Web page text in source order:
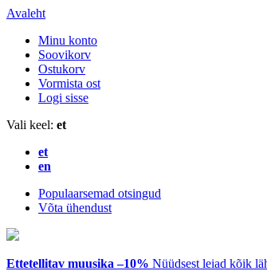
Avaleht
Minu konto
Soovikorv
Ostukorv
Vormista ost
Logi sisse
Vali keel: et
et
en
Populaarsemad otsingud
Võta ühendust
Ettetellitav muusika –10% Nüüdsest leiad kõik